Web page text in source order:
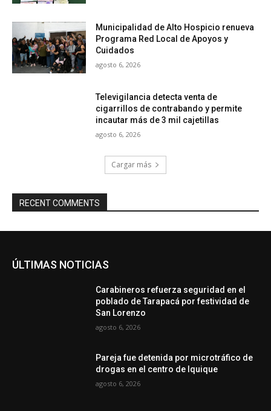
Municipalidad de Alto Hospicio renueva
Programa Red Local de Apoyos y
Cuidados
agosto 6, 2026
Televigilancia detecta venta de
cigarrillos de contrabando y permite
incautar más de 3 mil cajetillas
agosto 6, 2026
Cargar más
RECENT COMMENTS
ÚLTIMAS NOTICIAS
Carabineros refuerza seguridad en el
poblado de Tarapacá por festividad de
San Lorenzo
agosto 6, 2026
Pareja fue detenida por microtráfico de
drogas en el centro de Iquique
agosto 6, 2026